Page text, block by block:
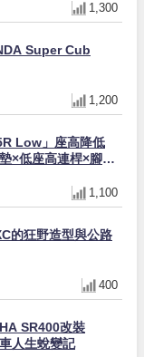
1,300
Super Cub
1,200
Low」座高降低
×低座高連桿×腳踏
1,100
的狂野造型與公路
400
SR400改裝
人生蛻變記